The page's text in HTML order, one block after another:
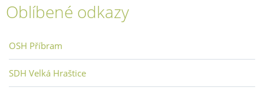
Oblíbené odkazy
OSH Příbram
SDH Velká Hraštice